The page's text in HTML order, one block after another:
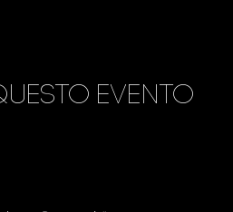
evento